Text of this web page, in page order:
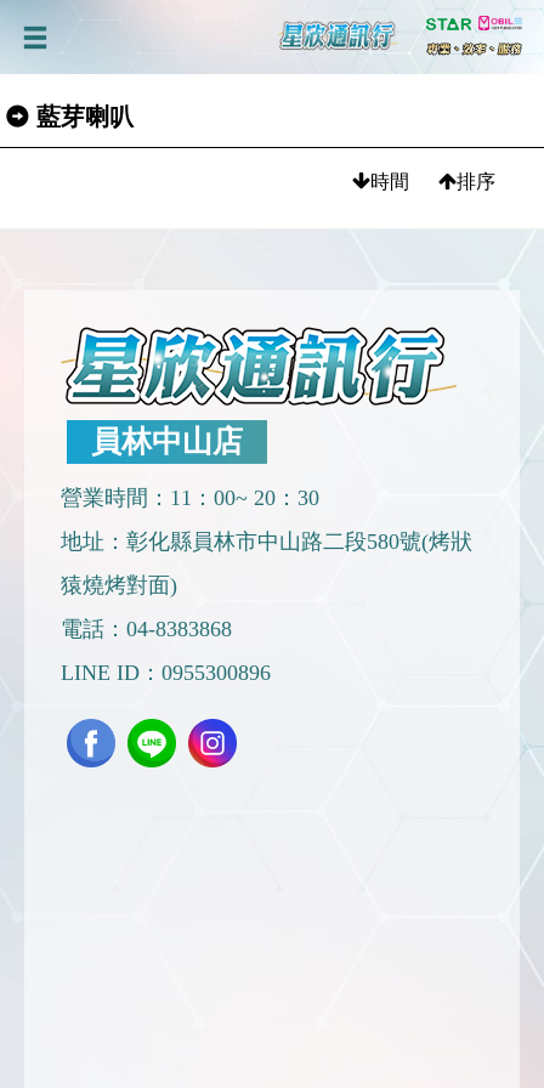
藍芽喇叭
時間 排序
員林中山店
營業時間：11：00~ 20：30
地址：彰化縣員林市中山路二段580號(烤狀
猿燒烤對面)
電話： 04-8383868
LINE ID： 0955300896